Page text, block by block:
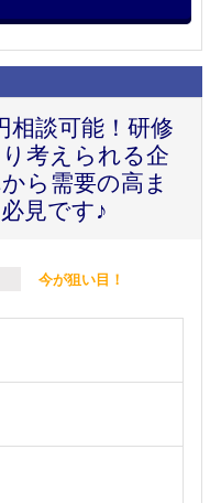
相談可能！研修
考えられる企
ら需要の高ま
見です♪
今が狙い目！